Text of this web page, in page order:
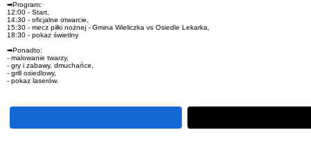
➡Program:
12:00 - Start,
14:30 - oficjalne otwarcie,
15:30 - mecz piłki nożnej - Gmina Wieliczka vs Osiedle Lekarka,
18:30 - pokaz świetlny
➡Ponadto:
- malowanie twarzy,
- gry i zabawy, dmuchańce,
- grill osiedlowy,
- pokaz laserów.